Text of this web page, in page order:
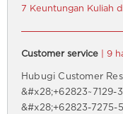
7 Keuntungan Kuliah
Customer service | 9
Hubugi Customer
&#x28;+62823-7275-